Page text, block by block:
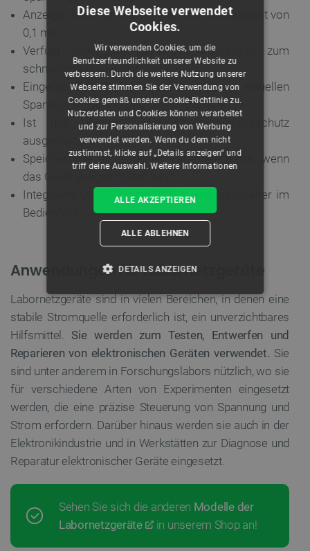
Anzeige des Stromwertes mit einer Genauigkeit von
0,1 mA
Verfügt über zwei 24-W-USB-Anschlüsse zum
schnellen Aufladen von Geräten
Eingebautes LED-Display zur Anzeige der aktuellen
Spannungs-, Strom- und Leistungswerte
Ist mit Überlast- und Übertemperaturschutz
ausgestattet
Speichert die eingestellten Parameterwerte, wenn
das Gerät ausgeschaltet wird
Integrierte ON/OFF- und OCP-Ausgangsschalter im
Bedienfeld
Anwendungen für Labornetzgeräte
Labornetzgeräte sind in vielen Bereichen, in denen eine
stabile Stromquelle erforderlich ist, ein unverzichtbares
Hilfsmittel. Sie werden zum Testen, Entwerfen und
Reparieren von elektronischen Geräten verwendet. Sie
sind unter anderem in Forschungslabors nützlich, wo sie
für verschiedene Arten von Experimenten eingesetzt
werden, die eine präzise Steuerung von Spannung und
Strom erfordern. Darüber hinaus werden sie auch in der
Elektronikindustrie und in Werkstätten zur Diagnose und
Reparatur elektronischer Geräte eingesetzt.
Sehen Sie sich die anderen Modelle der
Labornetzgeräte
in unserem Shop an!
Diese Webseite verwendet
Cookies.
Wir verwenden Cookies, um die
Benutzerfreundlichkeit unserer Website zu
verbessern. Durch die weitere Nutzung unserer
Webseite stimmen Sie der Verwendung von
Cookies gemäß unserer Cookie-Richtlinie zu.
Nutzerdaten und Cookies können verarbeitet
und zur Personalisierung von Werbung
verwendet werden. Wenn du dem nicht
zustimmst, klicke auf „Details anzeigen“ und
triff deine Auswahl.Weitere Informationen
ALLE AKZEPTIEREN
ALLE ABLEHNEN
DETAILS ANZEIGEN
UNBEDINGT ERFORDERLICH
PERFORMANCE
TARGETING
Unbedingt erforderlich Performance
Unbedingt erforderliche Cookies ermöglichen
wesentliche Kernfunktionen der Website wie die
Benutzeranmeldung und die Kontoverwaltung.